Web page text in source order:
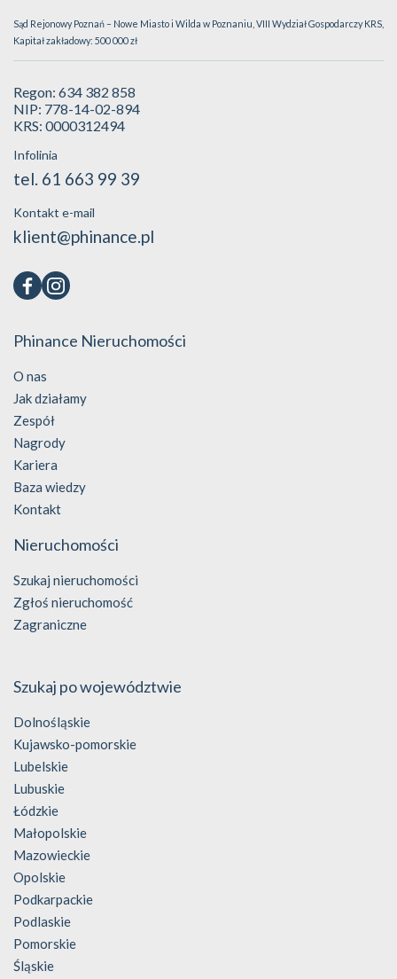
Sąd Rejonowy Poznań – Nowe Miasto i Wilda w Poznaniu, VIII Wydział Gospodarczy KRS,
Kapitał zakładowy: 500 000 zł
Regon: 634 382 858
NIP: 778-14-02-894
KRS: 0000312494
Infolinia
tel. 61 663 99 39
Kontakt e-mail
klient@phinance.pl
Phinance Nieruchomości
O nas
Jak działamy
Zespół
Nagrody
Kariera
Baza wiedzy
Kontakt
Nieruchomości
Szukaj nieruchomości
Zgłoś nieruchomość
Zagraniczne
Szukaj po województwie
Dolnośląskie
Kujawsko-pomorskie
Lubelskie
Lubuskie
Łódzkie
Małopolskie
Mazowieckie
Opolskie
Podkarpackie
Podlaskie
Pomorskie
Śląskie